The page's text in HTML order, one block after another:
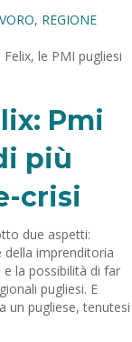
, REGIONE
le PMI pugliesi
Pmi
più
crisi
due aspetti:
della imprenditoria
la possibilità di far
pugliesi. E
un pugliese, tenutesi